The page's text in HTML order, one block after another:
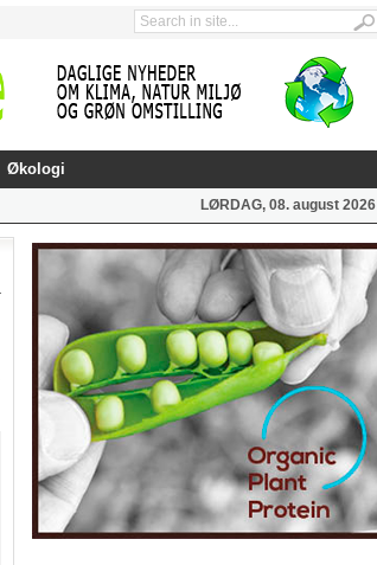
Økologi
LØRDAG, 08. august 2026